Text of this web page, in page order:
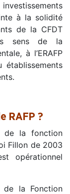
à la solidité
de la CFDT
sens de la
à l’ERAFP
établissements
RAFP ?
de la fonction
Fillon de 2003
opérationnel
de la Fonction